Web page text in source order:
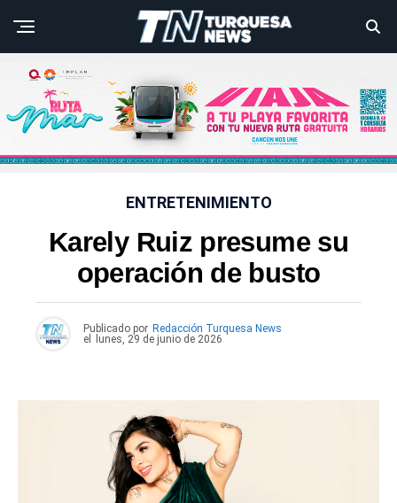
ENTRETENIMIENTO
Karely Ruiz presume su
operación de busto
Publicado por Redacción Turquesa News
el
lunes, 29 de junio de 2026